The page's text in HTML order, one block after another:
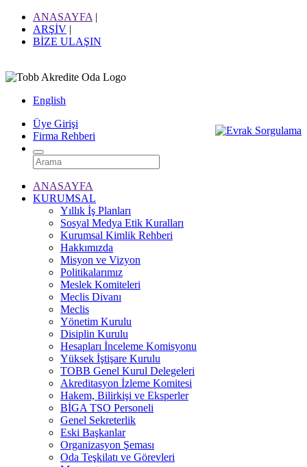
ANASAYFA |
ARŞİV |
BİZE ULAŞIN
English
Üye Girişi
Firma Rehberi
ANASAYFA
KURUMSAL
Yıllık İş Planları
Sosyal Medya Etik Kuralları
Kurumsal Kimlik Rehberi
Hakkımızda
Misyon ve Vizyon
Politikalarımız
Meslek Komiteleri
Meclis Divanı
Meclis
Yönetim Kurulu
Disiplin Kurulu
Hesapları İnceleme Komisyonu
Yüksek İştişare Kurulu
TOBB Genel Kurul Delegeleri
Akreditasyon İzleme Komitesi
Hakem, Bilirkişi ve Eksperler
BİGA TSO Personeli
Genel Sekreterlik
Eski Başkanlar
Organizasyon Şeması
Oda Teşkilatı ve Görevleri